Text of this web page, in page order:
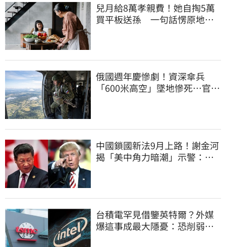
兒月給8萬孝親費！她自掏5萬
買平板送孫 一句話愣原地
俄國週年慶慘劇！資深傘兵
「600米高空」墜地慘死…官方
中國鎖國新法9月上路！謝金河
揭「美中角力暗潮」示警：台
台積電罕見借鑒英特爾？外媒
爆這事成最大隱憂：恐削弱領